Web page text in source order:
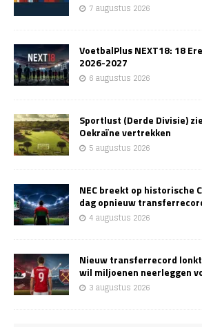
7 augustus 2026
VoetbalPlus NEXT18: 18
2026-2027
6 augustus 2026
Sportlust (Derde Divisie)
Oekraïne vertrekken
5 augustus 2026
NEC breekt op historische
dag opnieuw
4 augustus 2026
Nieuw transferrecord lonkt
wil miljoenen neerleggen
3 augustus 2026